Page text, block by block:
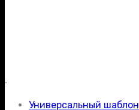
.
Универсальный шаблон